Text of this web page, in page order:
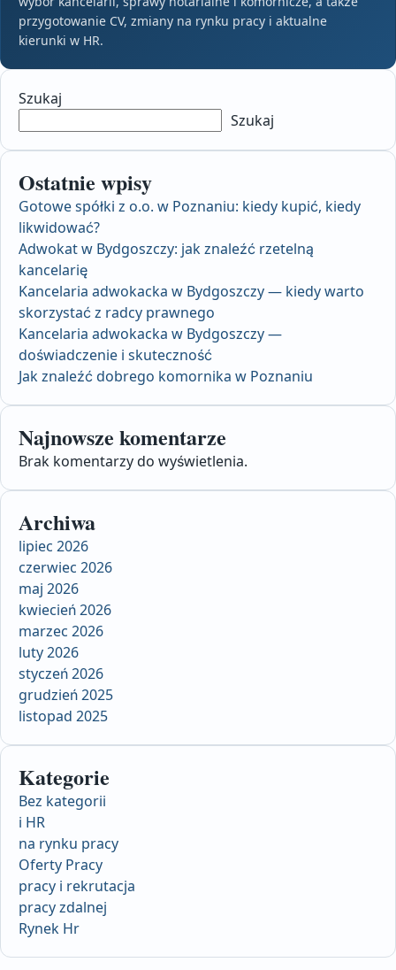
przygotowanie CV, zmiany na rynku pracy i aktualne
kierunki w HR.
Szukaj
Szukaj
Ostatnie wpisy
Gotowe spółki z o.o. w Poznaniu: kiedy kupić, kiedy
likwidować?
Adwokat w Bydgoszczy: jak znaleźć rzetelną
kancelarię
Kancelaria adwokacka w Bydgoszczy — kiedy warto
skorzystać z radcy prawnego
Kancelaria adwokacka w Bydgoszczy —
doświadczenie i skuteczność
Jak znaleźć dobrego komornika w Poznaniu
Najnowsze komentarze
Brak komentarzy do wyświetlenia.
Archiwa
lipiec 2026
czerwiec 2026
maj 2026
kwiecień 2026
marzec 2026
luty 2026
styczeń 2026
grudzień 2025
listopad 2025
Kategorie
Bez kategorii
i HR
na rynku pracy
Oferty Pracy
pracy i rekrutacja
pracy zdalnej
Rynek Hr